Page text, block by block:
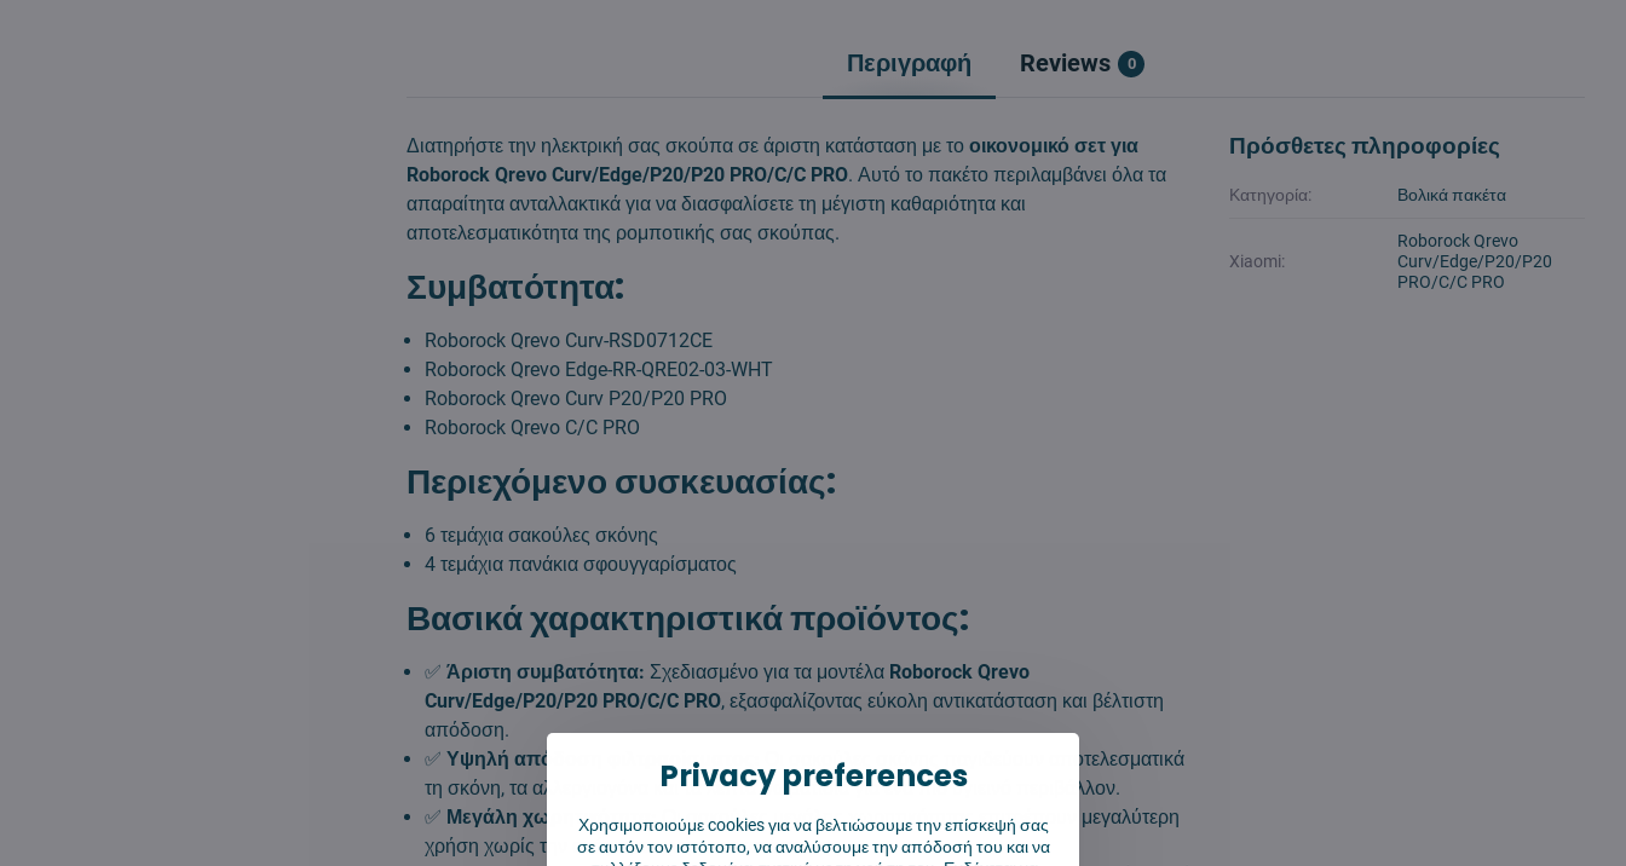
Περιγραφή Reviews 0
Διατηρήστε την ηλεκτρική σας σκούπα σε άριστη κατάσταση με τοοικονομικό σετ για
Roborock Qrevo Curv/Edge/P20/P20 PRO/C/C PRO. Αυτό το πακέτο περιλαμβάνει όλα τα
απαραίτητα ανταλλακτικά για να διασφαλίσετε τη μέγιστη καθαριότητα και
αποτελεσματικότητα της ρομποτικής σας σκούπας.
Συμβατότητα:
Roborock Qrevo Curv-RSD0712CE
Roborock Qrevo Edge-RR-QRE02-03-WHT
Roborock Qrevo Curv P20/P20 PRO
Roborock Qrevo C/C PRO
Περιεχόμενο συσκευασίας:
6 τεμάχια σακούλες σκόνης
4 τεμάχια πανάκια σφουγγαρίσματος
Βασικά χαρακτηριστικά προϊόντος:
✅Άριστη συμβατότητα: Σχεδιασμένο για τα μοντέλα Roborock Qrevo
Curv/Edge/P20/P20 PRO/C/C PRO, εξασφαλίζοντας εύκολη αντικατάσταση και βέλτιστη
απόδοση.
✅Υψηλή απόδοση φιλτραρίσματος:
Οι σακούλες σκόνης παγιδεύουν αποτελεσματικά
τη σκόνη, τα αλλεργιογόνα και τα λεπτά σωματίδια για ένα πιο υγιεινό περιβάλλον.
✅ Μεγάλη χωρητικότητα:Οι σακούλες μεγάλης χωρητικότητας επιτρέπουν μεγαλύτερη
χρήση χωρίς την ανάγκη συχνής αντικατάστασης.
Πρόσθετες πληροφορίες
Κατηγορία: Βολικά πακέτα
Xiaomi:
Roborock Qrevo
Curv/Edge/P20/P20
PRO/C/C PRO
Privacy preferences
Χρησιμοποιούμε cookies για να βελτιώσουμε την επίσκεψή σας
σε αυτόν τον ιστότοπο, να αναλύσουμε την απόδοσή του και να